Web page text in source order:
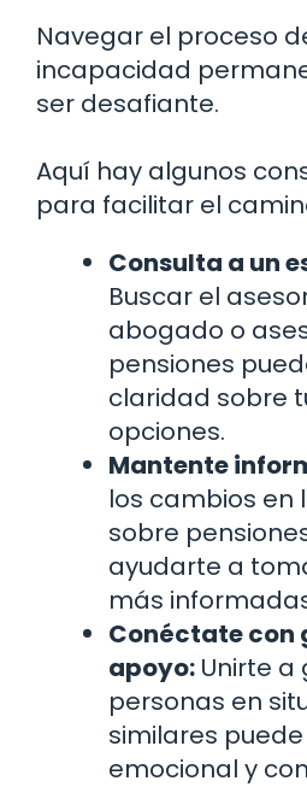
Navegar el proceso
incapacidad
ser desafiante.
Aquí hay algunos
para facilitar el
Consulta a un
Buscar el
abogado o
pensiones
claridad sobre
opciones.
Mantente
los cambios en
sobre
ayudarte a
más
Conéctate con
apoyo: Unirte a
personas en
similares
emocional y